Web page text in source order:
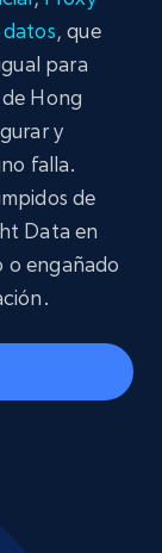
, que
para
Hong
y
falla.
de
Data en
o engañado